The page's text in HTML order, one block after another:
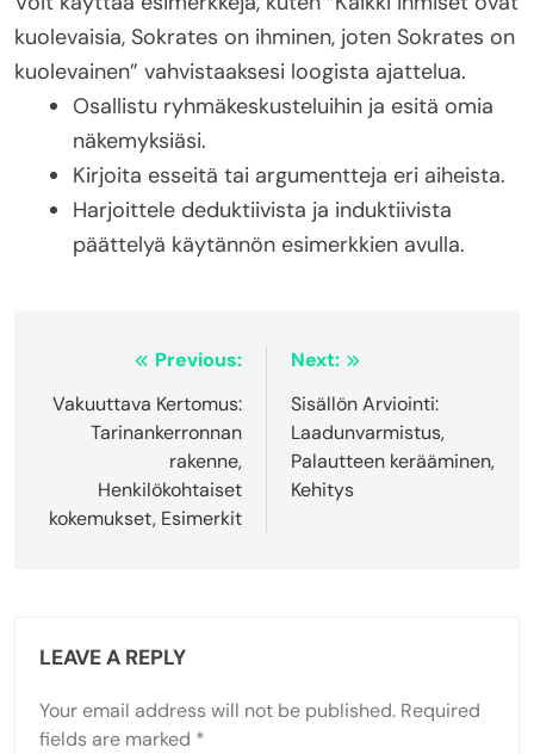
kuolevaisia, Sokrates on ihminen, joten Sokrates on
kuolevainen” vahvistaaksesi loogista ajattelua.
Osallistu ryhmäkeskusteluihin ja esitä omia
näkemyksiäsi.
Kirjoita esseitä tai argumentteja eri aiheista.
Harjoittele deduktiivista ja induktiivista
päättelyä käytännön esimerkkien avulla.
navigation
Previous:
Vakuuttava Kertomus:
Tarinankerronnan
rakenne,
Henkilökohtaiset
kokemukset, Esimerkit
Next:
Sisällön Arviointi:
Laadunvarmistus,
Palautteen kerääminen,
Kehitys
LEAVE A REPLY
Your email address will not be published. Required
fields are marked *